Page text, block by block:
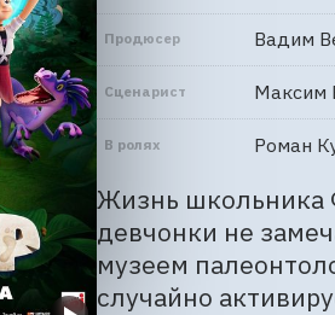
Продюсер Вадим
Сценарист Максим
В ролях Роман
Жизнь школьника
девчонки не
музеем
случайно